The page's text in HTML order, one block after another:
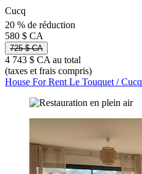
Cucq
20 % de réduction
580 $ CA
725 $ CA
4 743 $ CA au total
(taxes et frais compris)
House For Rent Le Touquet / Cucq